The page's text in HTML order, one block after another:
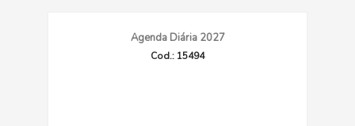
Agenda Diária 2027
Cod.: 15494